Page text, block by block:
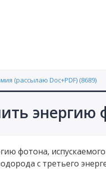
(рассылаю Doc+PDF) (8689)
энергию
фотона,
с третьего